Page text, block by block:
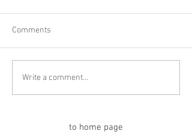
Comments
Write a comment...
to home page